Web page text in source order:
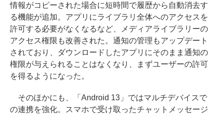
情報がコピーされた場合に短時間で履歴から自動消去す
る機能が追加。アプリにライブラリ全体へのアクセスを
許可する必要がなくなるなど、メディアライブラリーの
アクセス権限も改善された。通知の管理もアップデート
されており、ダウンロードしたアプリにそのまま通知の
権限が与えられることはなくなり、まずユーザーの許可
を得るようになった。
そのほかにも、「Android 13」ではマルチデバイスで
の連携を強化。スマホで受け取ったチャットメッセージ